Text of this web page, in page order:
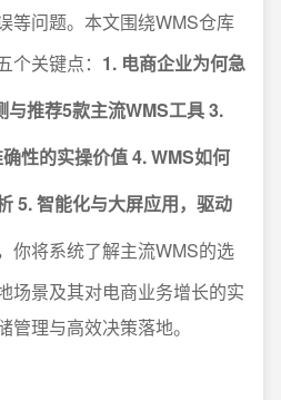
等问题。本文围绕WMS仓库
关键点： 1. 电商企业为何急
与推荐5款主流WMS工具 3.
性的实操价值 4. WMS如何
5. 智能化与大屏应用，驱动
你将系统了解主流WMS的选
场景及其对电商业务增长的实
理与高效决策落地。